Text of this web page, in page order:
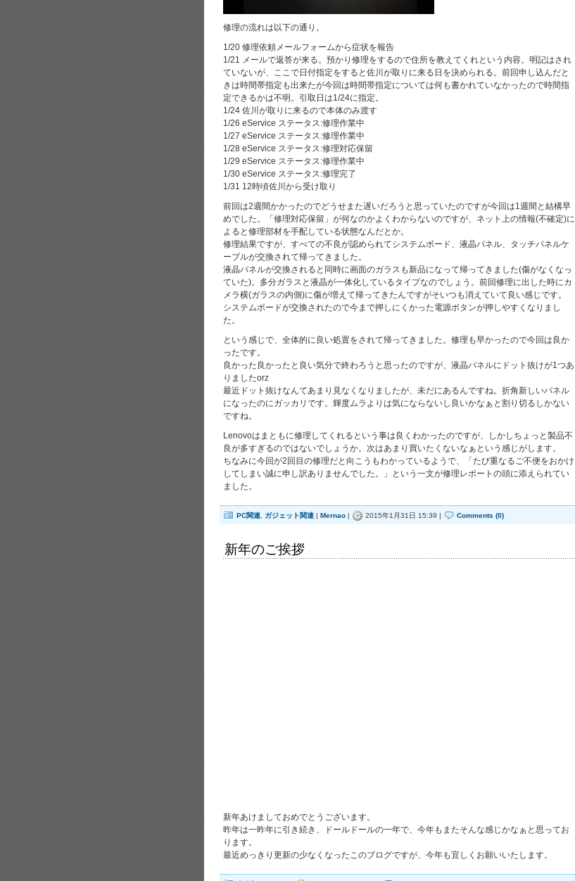
修理の流れは以下の通り。
1/20 修理依頼メールフォームから症状を報告
1/21 メールで返答が来る。預かり修理をするので住所を教えてくれという内容。明記はされ
ていないが、ここで日付指定をすると佐川が取りに来る日を決められる。前回申し込んだと
きは時間帯指定も出来たが今回は時間帯指定については何も書かれていなかったので時間指
定できるかは不明。引取日は1/24に指定。
1/24 佐川が取りに来るので本体のみ渡す
1/26 eService ステータス:修理作業中
1/27 eService ステータス:修理作業中
1/28 eService ステータス:修理対応保留
1/29 eService ステータス:修理作業中
1/30 eService ステータス:修理完了
1/31 12時頃佐川から受け取り
前回は2週間かかったのでどうせまた遅いだろうと思っていたのですが今回は1週間と結構早
めでした。「修理対応保留」が何なのかよくわからないのですが、ネット上の情報(不確定)に
よると修理部材を手配している状態なんだとか。
修理結果ですが、すべての不良が認められてシステムボード、液晶パネル、タッチパネルケ
ーブルが交換されて帰ってきました。
液晶パネルが交換されると同時に画面のガラスも新品になって帰ってきました(傷がなくなっ
ていた)。多分ガラスと液晶が一体化しているタイプなのでしょう。前回修理に出した時にカ
メラ横(ガラスの内側)に傷が増えて帰ってきたんですがそいつも消えていて良い感じです。
システムボードが交換されたので今まで押しにくかった電源ボタンが押しやすくなりまし
た。
という感じで、全体的に良い処置をされて帰ってきました。修理も早かったので今回は良か
ったです。
良かった良かったと良い気分で終わろうと思ったのですが、液晶パネルにドット抜けが1つあ
りましたorz
最近ドット抜けなんてあまり見なくなりましたが、未だにあるんですね。折角新しいパネル
になったのにガッカリです。輝度ムラよりは気にならないし良いかなぁと割り切るしかない
ですね。
Lenovoはまともに修理してくれるという事は良くわかったのですが、しかしちょっと製品不
良が多すぎるのではないでしょうか。次はあまり買いたくないなぁという感じがします。
ちなみに今回が2回目の修理だと向こうもわかっているようで、「たび重なるご不便をおかけ
してしまい誠に申し訳ありませんでした。」という一文が修理レポートの頭に添えられてい
ました。
PC関連 ガジェット関連 | Mernao | 2015年1月31日 15:39 | Comments (0)
新年のご挨拶
新年あけましておめでとうございます。
昨年は一昨年に引き続き、ドールドールの一年で、今年もまたそんな感じかなぁと思ってお
ります。
最近めっきり更新の少なくなったこのブログですが、今年も宜しくお願いいたします。